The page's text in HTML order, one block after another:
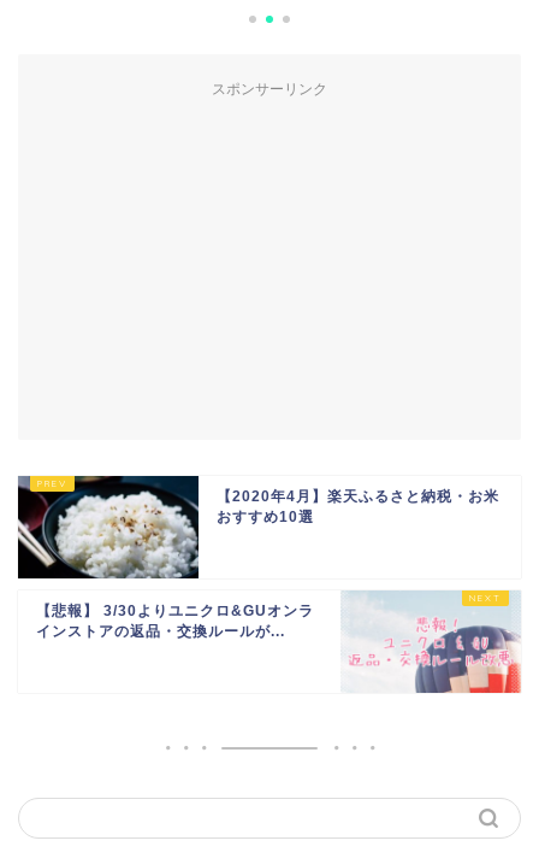
スポンサーリンク
【2020年4月】楽天ふるさと納税・お米
おすすめ10選
【悲報】 3/30よりユニクロ&GUオンラ
インストアの返品・交換ルールが...